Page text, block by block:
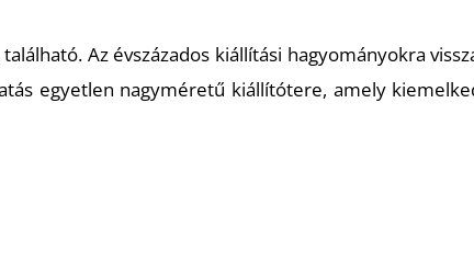
Az évszázados kiállítási hagyományokra
egyetlen nagyméretű kiállítótere, amely